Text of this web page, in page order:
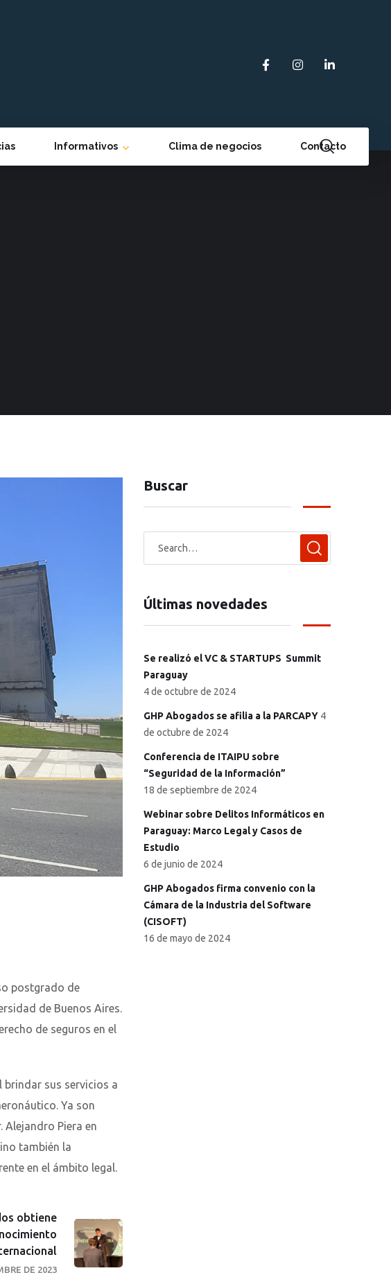
Informativos Clima de negocios Contacto
postgrado de
de Buenos Aires.
de seguros en el
sus servicios a
Ya son
Alejandro Piera en
también la
en el ámbito legal.
obtiene
DE 2023
Buscar
Últimas novedades
Se realizó el VC & STARTUPS Summit
Paraguay
4 de octubre de 2024
GHP Abogados se afilia a la PARCAPY 4
de octubre de 2024
Conferencia de ITAIPU sobre
“Seguridad de la Información”
18 de septiembre de 2024
Webinar sobre Delitos Informáticos en
Paraguay: Marco Legal y Casos de
Estudio
6 de junio de 2024
GHP Abogados firma convenio con la
Cámara de la Industria del Software
(CISOFT)
16 de mayo de 2024